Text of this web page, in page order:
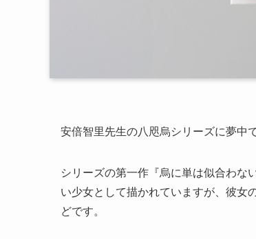
安倍智里先生の八咫烏シリーズに夢中
シリーズの第一作『烏に単は似合わな
い少女として描かれていますが、彼女
どです。